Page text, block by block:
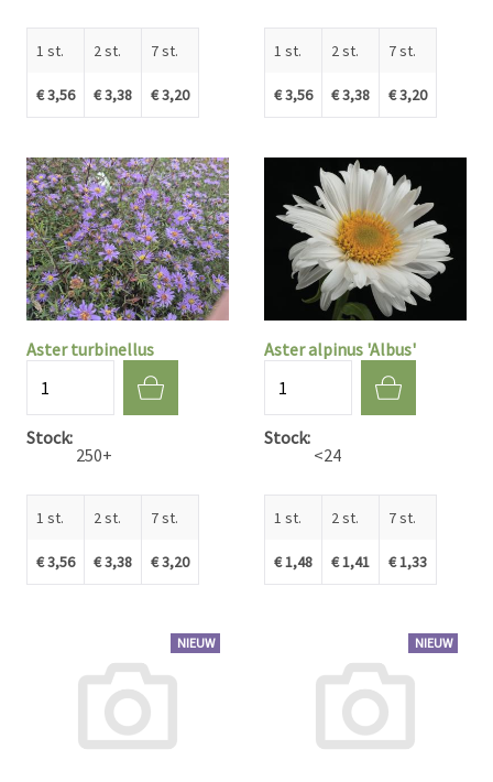
1 st.
€ 3,56
2 st.
€ 3,38
7 st.
€ 3,20
1 st.
€ 3,56
2 st.
€ 3,38
7 st.
€ 3,20
Aster turbinellus
Stock
250+
1 st.
€ 3,56
2 st.
€ 3,38
7 st.
€ 3,20
Aster alpinus 'Albus'
Stock
<24
1 st.
€ 1,48
2 st.
€ 1,41
7 st.
€ 1,33
NIEUW NIEUW